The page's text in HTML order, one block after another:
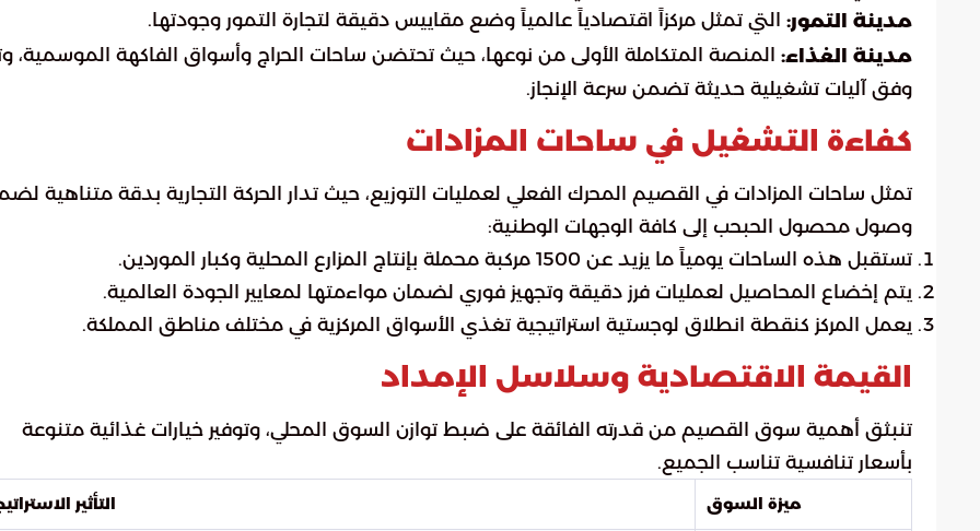
مدينة التمور: التي تمثل مركزاً اقتصادياً عالمياً وضع مقاييس دقيقة لتجارة التمور وجودتها.
مدينة الغذاء: المنصة المتكاملة الأولى من نوعها، حيث تحتضن ساحات الحراج وأسواق الفاكهة الموسمية،
وفق آليات تشغيلية حديثة تضمن سرعة الإنجاز.
كفاءة التشغيل في ساحات المزادات
تمثل ساحات المزادات في القصيم المحرك الفعلي لعمليات التوزيع، حيث تدار الحركة التجارية بدقة متناهية
وصول محصول الحبحب إلى كافة الوجهات الوطنية:
تستقبل هذه الساحات يومياً ما يزيد عن 1500 مركبة محملة بإنتاج المزارع المحلية وكبار الموردين.
يتم إخضاع المحاصيل لعمليات فرز دقيقة وتجهيز فوري لضمان مواءمتها لمعايير الجودة العالمية.
يعمل المركز كنقطة انطلاق لوجستية استراتيجية تغذي الأسواق المركزية في مختلف مناطق المملكة.
القيمة الاقتصادية وسلاسل الإمداد
تنبثق أهمية سوق القصيم من قدرته الفائقة على ضبط توازن السوق المحلي، وتوفير خيارات غذائية متنوعة
بأسعار تنافسية تناسب الجميع.
ميزة السوق التأثير